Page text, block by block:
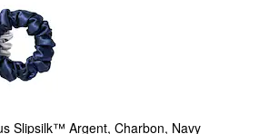
Slipsilk™ Argent, Charbon, Navy